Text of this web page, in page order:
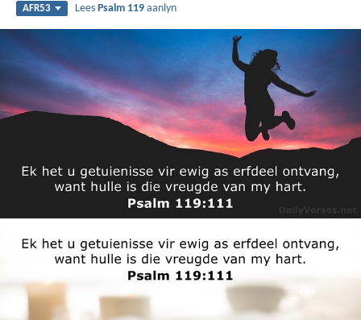
AFR53 LeesPsalm 119 aanlyn